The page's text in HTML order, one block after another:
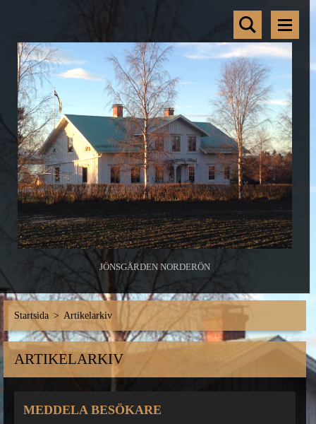
JÖNSGÅRDEN NORDERÖN
Startsida > Artikelarkiv
ARTIKELARKIV
MEDDELA BESÖKARE